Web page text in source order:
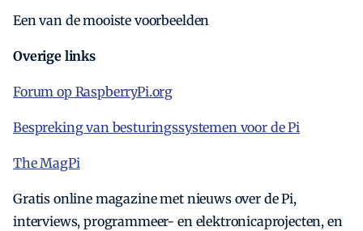
Een van de mooiste voorbeelden
Overige links
Forum op RaspberryPi.org
Bespreking van besturingssystemen voor de Pi
The MagPi
Gratis online magazine met nieuws over de Pi,
interviews, programmeer- en elektronicaprojecten, en